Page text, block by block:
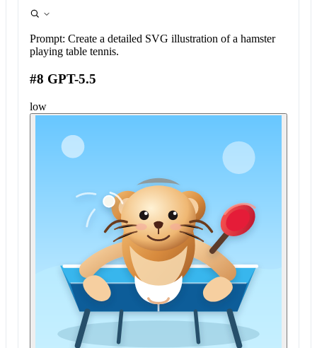
Prompt: Create a detailed SVG illustration of a hamster
playing table tennis.
#8 GPT-5.5
low